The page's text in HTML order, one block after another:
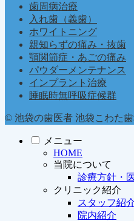
歯周病治療
入れ歯（義歯）
ホワイトニング
親知らずの痛み・抜歯
顎関節症・あごの痛み
パウダーメンテナンス
インプラント治療
睡眠時無呼吸症候群
© 池袋の歯医者 池袋こわた
メニュー
HOME
当院について
診療方針・
クリニック紹介
スタッフ紹
院内紹介